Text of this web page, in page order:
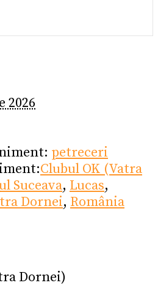
2026
petreceri
Clubul OK (Vatra
Suceava, Lucas,
Dornei, România
Dornei)